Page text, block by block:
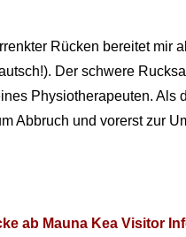
Rücken bereitet
Der schwere
Physiotherapeuten.
Abbruch und vorerst zur
ab Mauna Kea Visitor